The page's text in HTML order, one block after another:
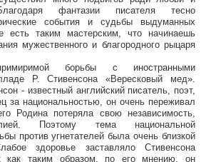
фантазии писателя тесно
события и судьбы выдуманных
есть таким мастерским, что начинаешь
мужественного и благородного рыцаря
борьбы с иностранными
Р. Стивенсона «Вересковый мед».
- известный английский писатель, поэт,
за национальностью, он очень переживал
Родина потеряла свою независимость,
Поэтому тема национальной
против угнетателей была очень близкой
здоровье заставляло Стивенсона
как таким образом, по его мнению, он